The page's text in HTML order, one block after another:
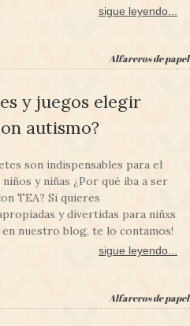
sigue leyendo...
Alfareros de papel
y juegos elegir
autismo?
son indispensables para el
y niñas ¿Por qué iba a ser
TEA? Si quieres
y divertidas para niñxs
en nuestro blog, te lo contamos!
sigue leyendo...
Alfareros de papel